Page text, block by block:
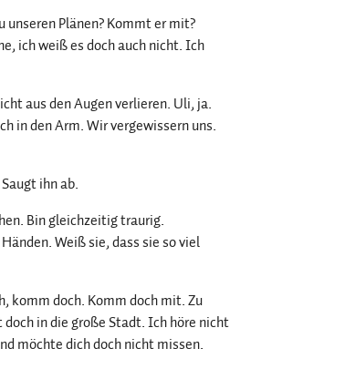
unseren Plänen? Kommt er mit?
ich weiß es doch auch nicht. Ich
aus den Augen verlieren. Uli, ja.
in den Arm. Wir vergewissern uns.
ihn ab.
Bin gleichzeitig traurig.
Weiß sie, dass sie so viel
komm doch. Komm doch mit. Zu
in die große Stadt. Ich höre nicht
möchte dich doch nicht missen.